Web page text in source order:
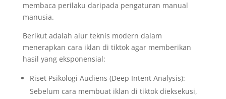
membaca perilaku daripada pengaturan manual
manusia.
Berikut adalah alur teknis modern dalam
menerapkan cara iklan di tiktok agar memberikan
hasil yang eksponensial:
Riset Psikologi Audiens (Deep Intent Analysis):
Sebelum cara membuat iklan di tiktok dieksekusi,